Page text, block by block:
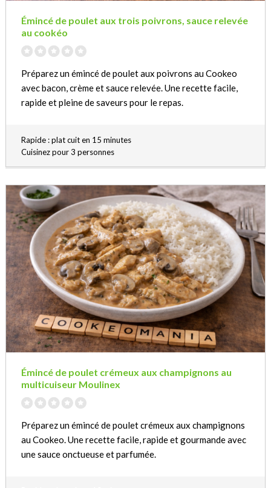
Émincé de poulet aux trois poivrons, sauce relevée
au cookéo
Préparez un émincé de poulet aux poivrons au Cookeo
avec bacon, crème et sauce relevée. Une recette facile,
rapide et pleine de saveurs pour le repas.
Rapide : plat cuit en 15 minutes
Cuisinez pour 3 personnes
Émincé de poulet crémeux aux champignons au
multicuiseur Moulinex
Préparez un émincé de poulet crémeux aux champignons
au Cookeo. Une recette facile, rapide et gourmande avec
une sauce onctueuse et parfumée.